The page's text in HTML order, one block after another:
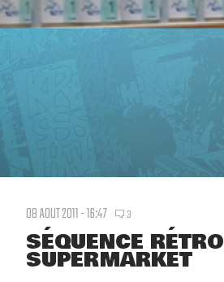
08 AOUT 2011 - 16:47 3
SÉQUENCE RÉTRO
SUPERMARKET